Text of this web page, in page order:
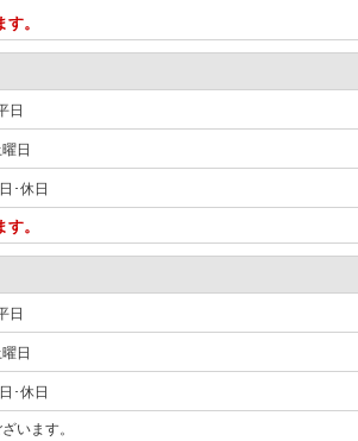
。
日
日
･休日
。
日
日
･休日
います。